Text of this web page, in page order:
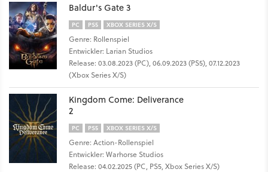
Baldur's Gate 3
PC PS5 XBOX SERIES X/S
Genre: Rollenspiel
Entwickler: Larian Studios
Release: 03.08.2023 (PC), 06.09.2023 (PS5), 07.12.2023
(Xbox Series X/S)
Kingdom Come: Deliverance
2
PC PS5 XBOX SERIES X/S
Genre: Action-Rollenspiel
Entwickler: Warhorse Studios
Release: 04.02.2025 (PC, PS5, Xbox Series X/S)